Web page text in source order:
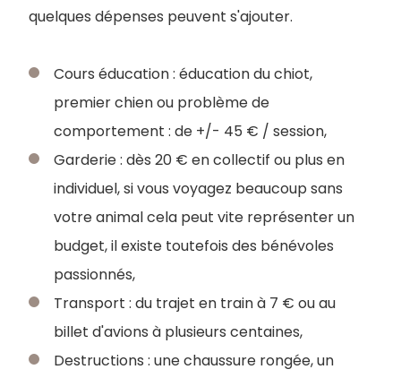
quelques dépenses peuvent s'ajouter.
Cours éducation : éducation du chiot,
premier chien ou problème de
comportement : de +/- 45 € / session,
Garderie : dès 20 € en collectif ou plus en
individuel, si vous voyagez beaucoup sans
votre animal cela peut vite représenter un
budget, il existe toutefois des bénévoles
passionnés,
Transport : du trajet en train à 7 € ou au
billet d'avions à plusieurs centaines,
Destructions : une chaussure rongée, un